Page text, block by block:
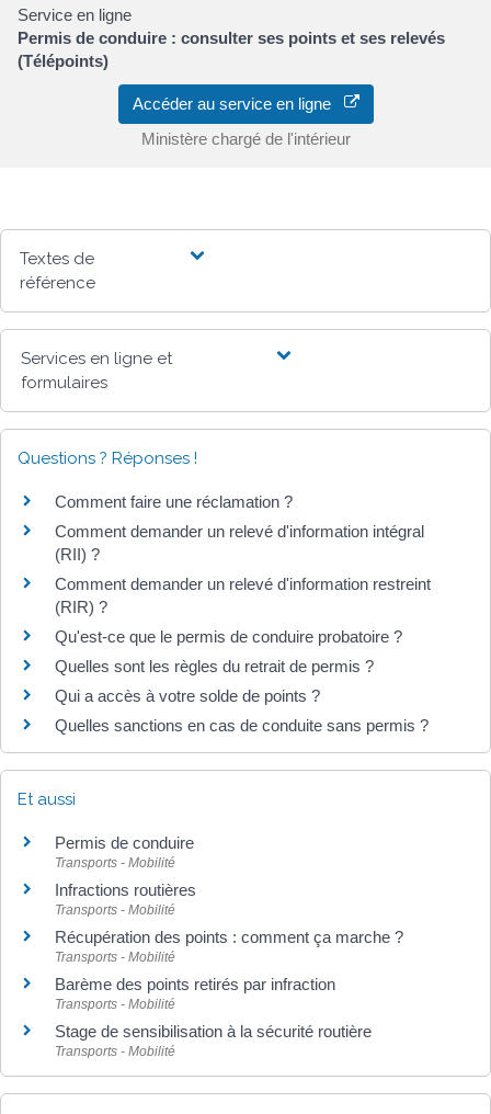
Service en ligne
Permis de conduire : consulter ses points et ses relevés
(Télépoints)
Accéder au service en ligne
Ministère chargé de l'intérieur
Textes de
référence
Services en ligne et
formulaires
Questions ? Réponses !
Comment faire une réclamation ?
Comment demander un relevé d'information intégral
(RII) ?
Comment demander un relevé d'information restreint
(RIR) ?
Qu'est-ce que le permis de conduire probatoire ?
Quelles sont les règles du retrait de permis ?
Qui a accès à votre solde de points ?
Quelles sanctions en cas de conduite sans permis ?
Et aussi
Permis de conduire
Transports - Mobilité
Infractions routières
Transports - Mobilité
Récupération des points : comment ça marche ?
Transports - Mobilité
Barème des points retirés par infraction
Transports - Mobilité
Stage de sensibilisation à la sécurité routière
Transports - Mobilité